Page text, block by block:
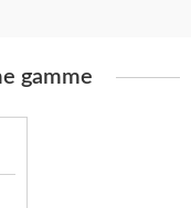
gamme